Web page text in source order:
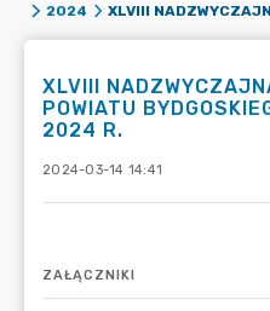
2024
XLVIII
POWIATU
2024 R.
2024-03-14 14:41
ZAŁĄCZNIKI